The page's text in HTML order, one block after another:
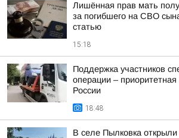
Лишённая прав мать
за погибшего на СВО
статью
15:18
Поддержка участников
операции –
России
18:48
В селе Пылковка